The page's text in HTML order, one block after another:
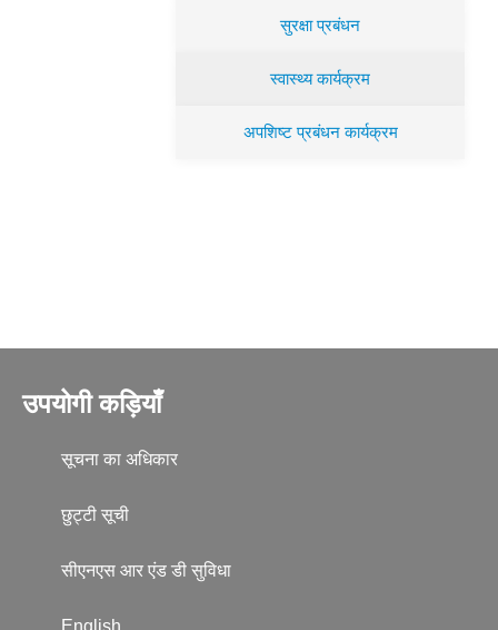
सुरक्षा प्रबंधन
स्वास्थ्य कार्यक्रम
अपशिष्ट प्रबंधन कार्यक्रम
उपयोगी कड़ियाँ
सूचना का अधिकार
छुट्टी सूची
सीएनएस आर एंड डी सुविधा
English